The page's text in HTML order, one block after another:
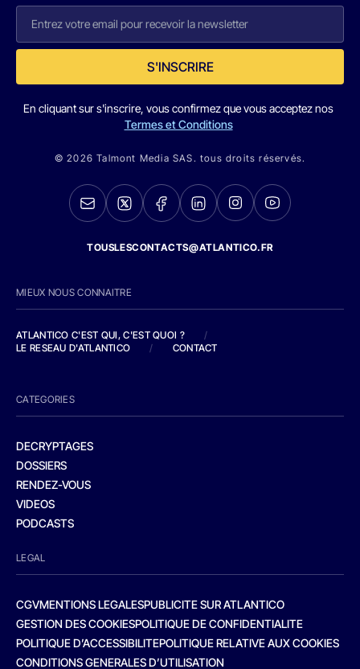
S'INSCRIRE
En cliquant sur s'inscrire, vous confirmez que vous acceptez nos
Termes et Conditions
© 2026 Talmont Media SAS. tous droits réservés.
TOUSLESCONTACTS@ATLANTICO.FR
MIEUX NOUS CONNAITRE
ATLANTICO C'EST QUI, C'EST QUOI ?
/
LE RESEAU D'ATLANTICO
/ CONTACT
CATEGORIES
DECRYPTAGES
DOSSIERS
RENDEZ-VOUS
VIDEOS
PODCASTS
LEGAL
CGVMENTIONS LEGALESPUBLICITE SUR ATLANTICO
GESTION DES COOKIESPOLITIQUE DE CONFIDENTIALITE
POLITIQUE D’ACCESSIBILITEPOLITIQUE RELATIVE AUX COOKIES
CONDITIONS GENERALES D’UTILISATION